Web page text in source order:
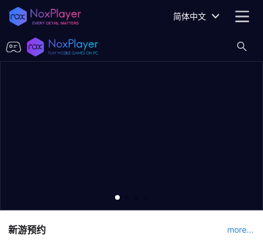
简体中文
新游预约 more...